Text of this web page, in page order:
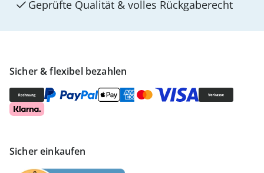
Sicher & flexibel bezahlen
Sicher einkaufen
Geprüfte Qualität & volles Rückgaberecht